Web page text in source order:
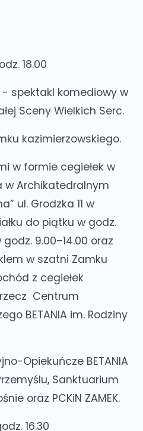
18.00
- spektakl komediowy w
Sceny Wielkich Serc.
kazimierzowskiego.
w formie cegiełek w
w Archikatedralnym
ul. Grodzka 11 w
do piątku w godz.
9.00–14.00 oraz
w szatni Zamku
z cegiełek
Centrum
BETANIA im. Rodziny
Opiekuńcze BETANIA
Sanktuarium
oraz PCKiN ZAMEK.
16.30